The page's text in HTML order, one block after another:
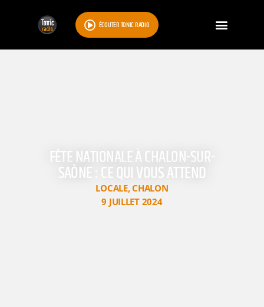
ÉCOUTER TONIC RADIO
FÊTE NATIONALE À CHALON-SUR-
SAÔNE : CE QUI VOUS ATTEND
LOCALE,CHALON
9 JUILLET 2024